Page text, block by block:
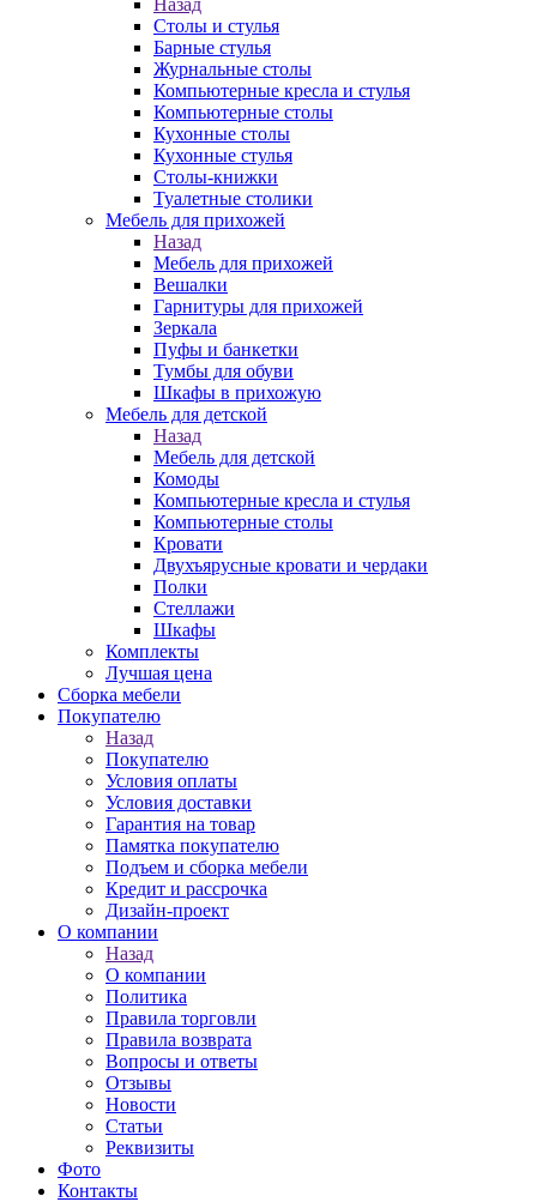
Назад
Столы и стулья
Барные стулья
Журнальные столы
Компьютерные кресла и стулья
Компьютерные столы
Кухонные столы
Кухонные стулья
Столы-книжки
Туалетные столики
Мебель для прихожей
Назад
Мебель для прихожей
Вешалки
Гарнитуры для прихожей
Зеркала
Пуфы и банкетки
Тумбы для обуви
Шкафы в прихожую
Мебель для детской
Назад
Мебель для детской
Комоды
Компьютерные кресла и стулья
Компьютерные столы
Кровати
Двухъярусные кровати и чердаки
Полки
Стеллажи
Шкафы
Комплекты
Лучшая цена
Сборка мебели
Покупателю
Назад
Покупателю
Условия оплаты
Условия доставки
Гарантия на товар
Памятка покупателю
Подъем и сборка мебели
Кредит и рассрочка
Дизайн-проект
О компании
Назад
О компании
Политика
Правила торговли
Правила возврата
Вопросы и ответы
Отзывы
Новости
Статьи
Реквизиты
Фото
Контакты